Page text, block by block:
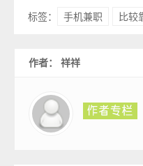
标签： 手机兼职 比较
作者： 祥祥